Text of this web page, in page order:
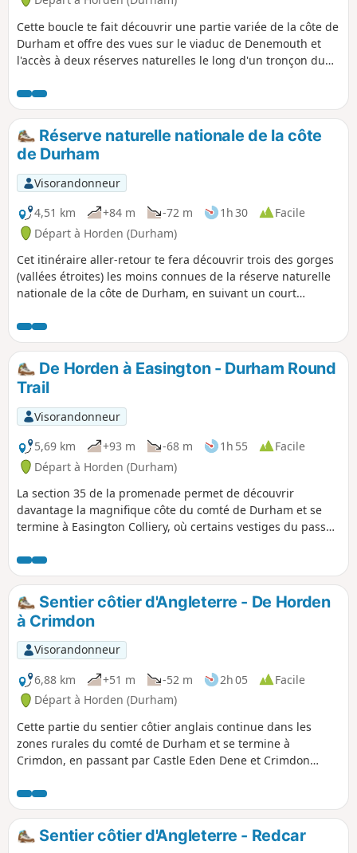
Cette boucle te fait découvrir une partie variée de la côte de
Durham et offre des vues sur le viaduc de Denemouth et
l'accès à deux réserves naturelles le long d'un tronçon du
Réserve naturelle nationale de la côte
de Durham
Visorandonneur
4,51 km
+84 m -72 m 1h 30
Facile
Départ à Horden (Durham)
Cet itinéraire aller-retour te fera découvrir trois des gorges
(vallées étroites) les moins connues de la réserve naturelle
nationale de la côte de Durham, en suivant un court
Path qui offre une vue imprenable sur la côte.
De Horden à Easington - Durham Round
Trail
Visorandonneur
5,69 km
+93 m -68 m 1h 55
Facile
Départ à Horden (Durham)
La section 35 de la promenade permet de découvrir
davantage la magnifique côte du comté de Durham et se
termine à Easington Colliery, où certains vestiges du passé
détour, mais elle était autrefois le site de décharge des
déchets de la mine. Une cage d'extraction est visible dans la
réserve naturelle et l'ancien bureau de paiement est
aujourd'hui un café.
Sentier côtier d'Angleterre - De Horden
à Crimdon
Visorandonneur
6,88 km
+51 m -52 m 2h 05
Facile
Départ à Horden (Durham)
Cette partie du sentier côtier anglais continue dans les
zones rurales du comté de Durham et se termine à
Crimdon, en passant par Castle Eden Dene et Crimdon
pourras explorer des réserves naturelles et des formations
rocheuses, ainsi que de longues plages de sable et des
dunes. Cette partie comporte quelques pentes raides et des
marches et n'est donc pas accessible.
Sentier côtier d'Angleterre - Redcar